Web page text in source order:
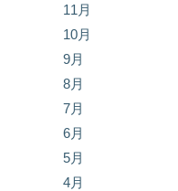
11月
10月
9月
8月
7月
6月
5月
4月